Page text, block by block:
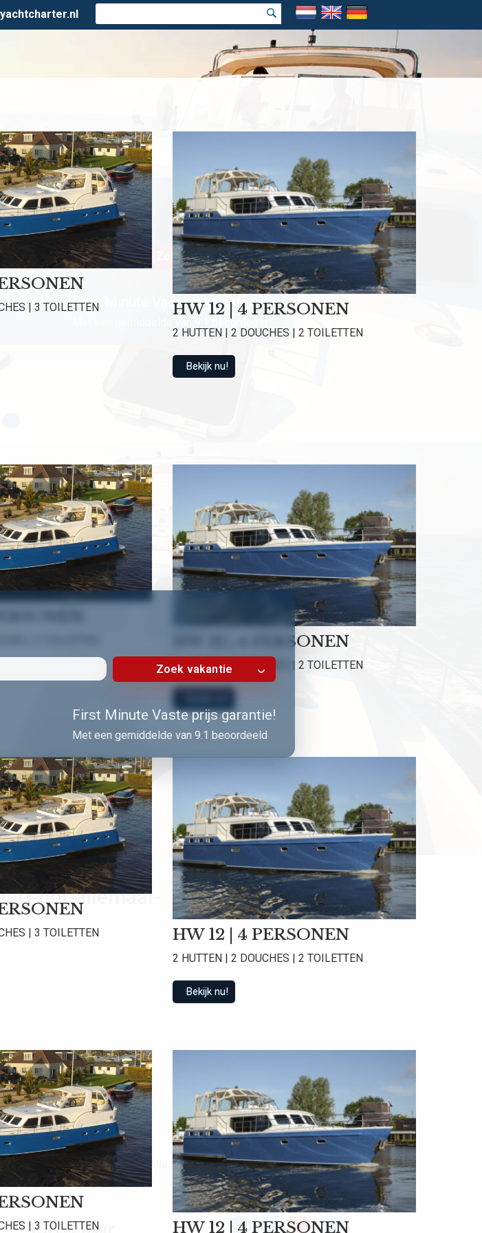
Zoek vakantie
First Minute Vaste prijs garantie!
Met een gemiddelde van 9.1 beoordeeld
| 3 TOILETTEN HW 12 | 4 PERSONEN
2 HUTTEN | 2 DOUCHES | 2 TOILETTEN
Bekijk nu!
| 3 TOILETTEN HW 12 | 4 PERSONEN
2 HUTTEN | 2 DOUCHES | 2 TOILETTEN
| 3 TOILETTEN HW 12 | 4 PERSONEN
2 HUTTEN | 2 DOUCHES | 2 TOILETTEN
Bekijk nu!
| 3 TOILETTEN HW 12 | 4 PERSONEN
Zoek vakantie
First Minute Vaste prijs garantie!
Met een gemiddelde van 9.1 beoordeeld
het-allemaal-
beoordeling van9.0 !Bekijk alle beoordelingen
Direct naar